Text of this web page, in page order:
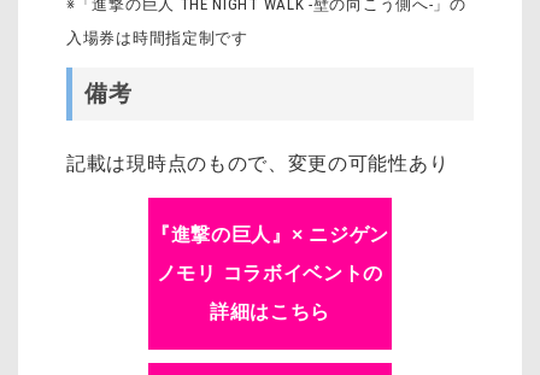
※「進撃の巨人 THE NIGHT WALK -壁の向こう側へ-」の
入場券は時間指定制です
備考
記載は現時点のもので、変更の可能性あり
『進撃の巨人』× ニジゲン
ノモリ コラボイベントの
詳細はこちら